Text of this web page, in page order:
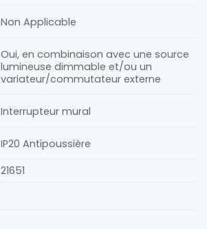
Non Applicable
Oui, en combinaison avec une source
lumineuse dimmable et/ou un
variateur/commutateur externe
Interrupteur mural
IP20 Antipoussière
21651